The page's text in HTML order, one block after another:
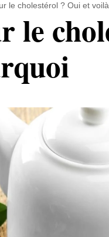
le cholestérol ? Oui et
le